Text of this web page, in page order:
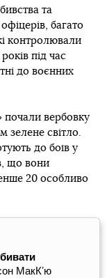
та
багато
контролювали
під час
до воєнних
почали вербовку
зелене світло.
до боїв у
що вони
20 особливо
МакКʼю